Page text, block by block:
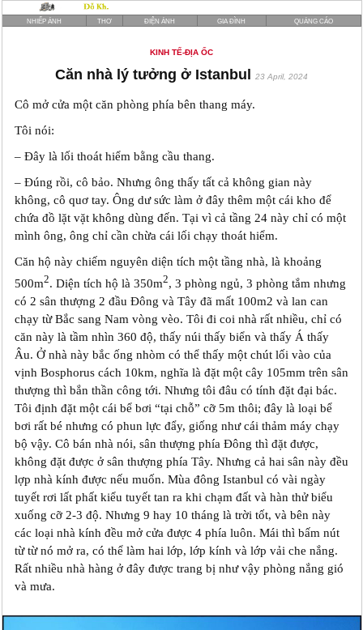
NHIẾP ẢNH THƠ ĐIỆN ẢNH GIA ĐÌNH QUẢNG CÁO
KINH TẾ-ĐỊA ỐC
Căn nhà lý tưởng ở Istanbul 23 April, 2024
Cô mở cửa một căn phòng phía bên thang máy.
Tôi nói:
– Đây là lối thoát hiểm bằng cầu thang.
– Đúng rồi, cô bảo. Nhưng ông thấy tất cả không gian này
không, cô quơ tay. Ông dư sức làm ở đây thêm một cái kho để
chứa đồ lặt vặt không dùng đến. Tại vì cả tầng 24 này chỉ có một
mình ông, ông chỉ cần chừa cái lối chạy thoát hiểm.
Căn hộ này chiếm nguyên diện tích một tầng nhà, là khoảng
500m2. Diện tích hộ là 350m2, 3 phòng ngủ, 3 phòng tắm nhưng
có 2 sân thượng 2 đầu Đông và Tây đã mất 100m2 và lan can
chạy từ Bắc sang Nam vòng vèo. Tôi đi coi nhà rất nhiều, chỉ có
căn này là tầm nhìn 360 độ, thấy núi thấy biển và thấy Á thấy
Âu. Ở nhà này bắc ống nhòm có thể thấy một chút lối vào của
vịnh Bosphorus cách 10km, nghĩa là đặt một cây 105mm trên sân
thượng thì bắn thần công tới. Nhưng tôi đâu có tính đặt đại bác.
Tôi định đặt một cái bể bơi “tại chỗ” cỡ 5m thôi; đây là loại bể
bơi rất bé nhưng có phun lực đẩy, giống như cái thảm máy chạy
bộ vậy. Cô bán nhà nói, sân thượng phía Đông thì đặt được,
không đặt được ở sân thượng phía Tây. Nhưng cả hai sân này đều
lợp nhà kính được nếu muốn. Mùa đông Istanbul có vài ngày
tuyết rơi lất phất kiểu tuyết tan ra khi chạm đất và hàn thử biểu
xuống cỡ 2-3 độ. Nhưng 9 hay 10 tháng là trời tốt, và bên này
các loại nhà kính đều mở cửa được 4 phía luôn. Mái thì bấm nút
từ từ nó mở ra, có thể làm hai lớp, lớp kính và lớp vải che nắng.
Rất nhiều nhà hàng ở đây được trang bị như vậy phòng nắng gió
và mưa.